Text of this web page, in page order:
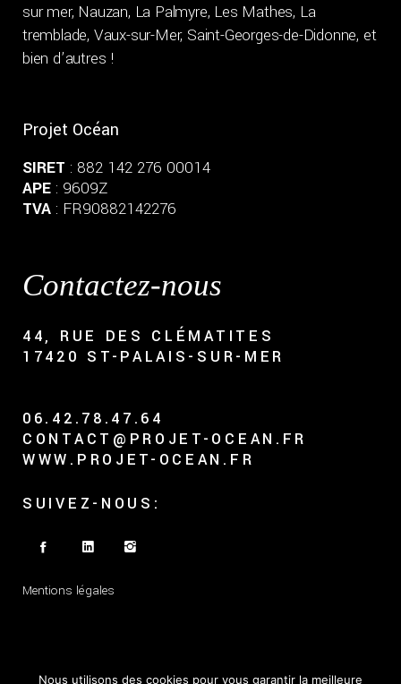
sur mer, Nauzan, La Palmyre, Les Mathes, La
tremblade, Vaux-sur-Mer, Saint-Georges-de-Didonne, et
bien d’autres !
Projet Océan
SIRET : 882 142 276 00014
APE : 9609Z
TVA : FR90882142276
Contactez-nous
44, RUE DES CLÉMATITES
17420 ST-PALAIS-SUR-MER
06.42.78.47.64
CONTACT@PROJET-OCEAN.FR
WWW.PROJET-OCEAN.FR
SUIVEZ-NOUS:
Mentions légales
Nous utilisons des cookies pour vous garantir la meilleure